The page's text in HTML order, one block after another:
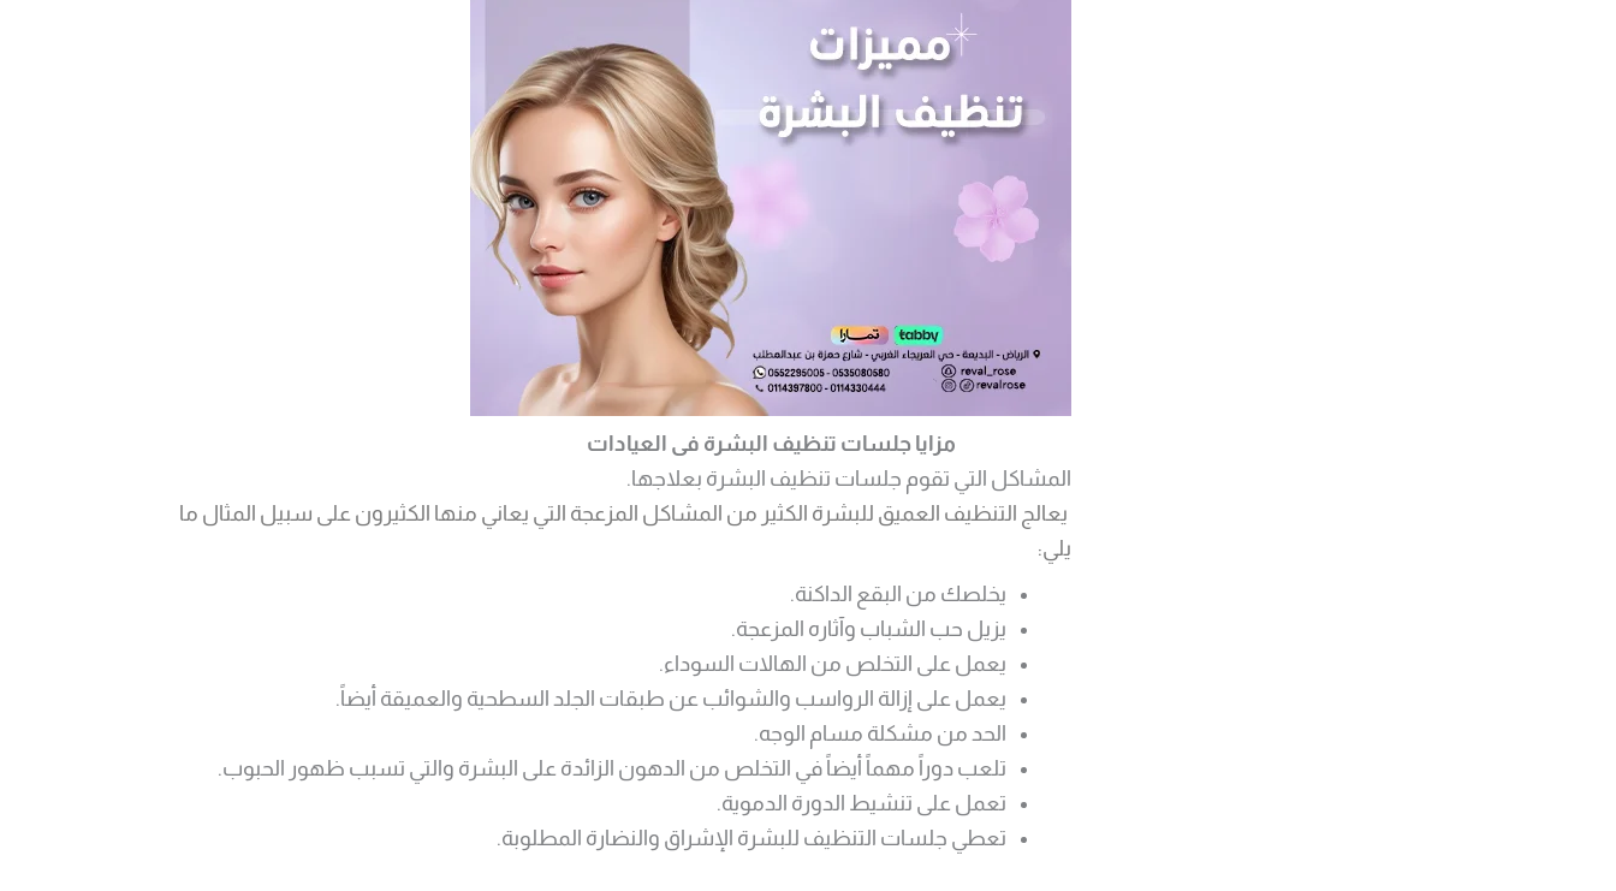
مزايا جلسات تنظيف البشرة فى العيادات
المشاكل التي تقوم جلسات تنظيف البشرة بعلاجها.
يعالج التنظيف العميق للبشرة الكثير من المشاكل المزعجة التي يعاني منها الكثيرون على سبيل المثال ما
يلي:
يخلصك من البقع الداكنة.
يزيل حب الشباب وآثاره المزعجة.
يعمل على التخلص من الهالات السوداء.
يعمل على إزالة الرواسب والشوائب عن طبقات الجلد السطحية والعميقة أيضاً.
الحد من مشكلة مسام الوجه.
تلعب دوراً مهماً أيضاً في التخلص من الدهون الزائدة على البشرة والتي تسبب ظهور الحبوب.
تعمل على تنشيط الدورة الدموية.
تعطي جلسات التنظيف للبشرة الإشراق والنضارة المطلوبة.